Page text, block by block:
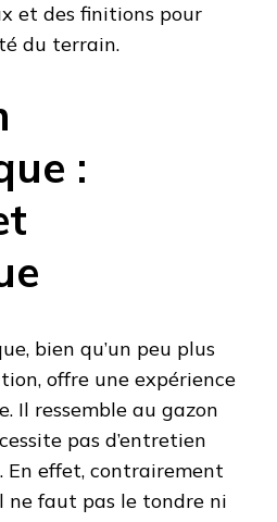
et des finitions pour
du terrain.
:
bien qu’un peu plus
offre une expérience
Il ressemble au gazon
pas d’entretien
En effet, contrairement
ne faut pas le tondre ni